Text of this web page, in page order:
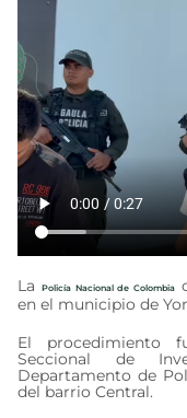
La Policía Nacional de Colombia
en el municipio de
El procedimiento
Seccional de
Departamento de
del barrio Central.